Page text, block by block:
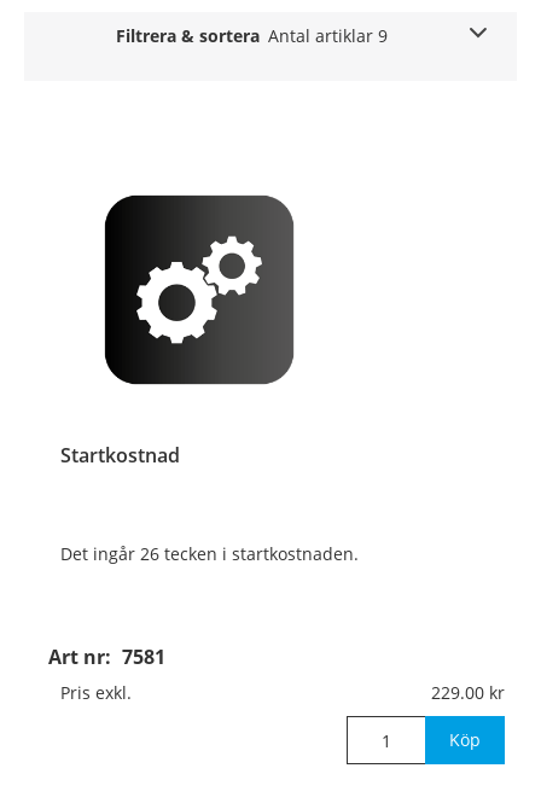
Filtrera & sortera Antal artiklar 9
Startkostnad
Art nr: 7581
Det ingår 26 tecken i startkostnaden.
Pris exkl. 229.00
Köp